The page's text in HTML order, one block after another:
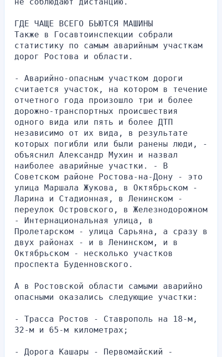
ГДЕ ЧАЩЕ ВСЕГО БЬЮТСЯ МАШИНЫ
Также в Госавтоинспекции собрали
статистику по самым аварийным участкам
дорог Ростова и области.
- Аварийно-опасным участком дороги
считается участок, на котором в течение
отчетного года произошло три и более
дорожно-транспортных происшествия
одного вида или пять и более ДТП
независимо от их вида, в результате
которых погибли или были ранены люди, -
объяснил Александр Мухин и назвал
наиболее аварийные участки. - В
Советском районе Ростова-на-Дону - это
улица Маршала Жукова, в Октябрьском -
Ларина и Стадионная, в Ленинском -
переулок Островского, в Железнодорожном
- Интернациональная улица, в
Пролетарском - улица Сарьяна, а сразу в
двух районах - и в Ленинском, и в
Октябрьском - несколько участков
проспекта Буденновского.
А в Ростовской области самыми аварийно
опасными оказались следующие участки:
- Трасса Ростов - Ставрополь на 18-м,
32-м и 65-м километрах;
- Дорога Кашары - Первомайский -